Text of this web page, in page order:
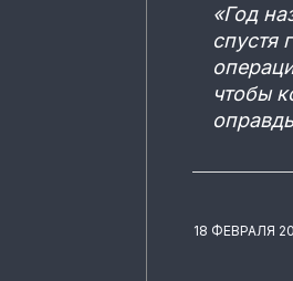
«Год
спустя
чтобы
18 ФЕВРАЛЯ